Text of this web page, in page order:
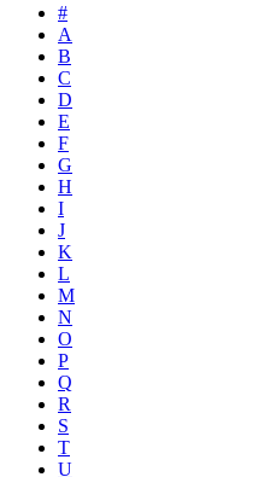
#
A
B
C
D
E
F
G
H
I
J
K
L
M
N
O
P
Q
R
S
T
U